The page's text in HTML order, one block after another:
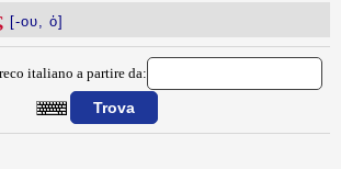
[-ου, ὁ]
italiano a partire da: